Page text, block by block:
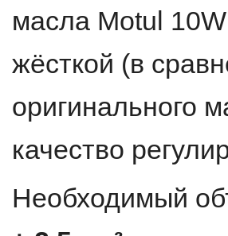
масла Motul
жёсткой (в
оригинального
качество
Необходимый